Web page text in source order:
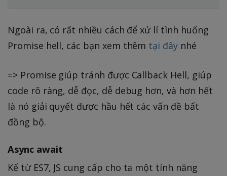
Ngoài ra, có rất nhiều cách để xử lí tình huống
Promise hell, các bạn xem thêm tại đâynhé
=> Promise giúp tránh được Callback Hell, giúp
code rõ ràng, dễ đọc, dễ debug hơn, và hơn hết
là nó giải quyết được hầu hết các vấn đề bất
đồng bộ.
Async await
Kể từ ES7, JS cung cấp cho ta một tính năng